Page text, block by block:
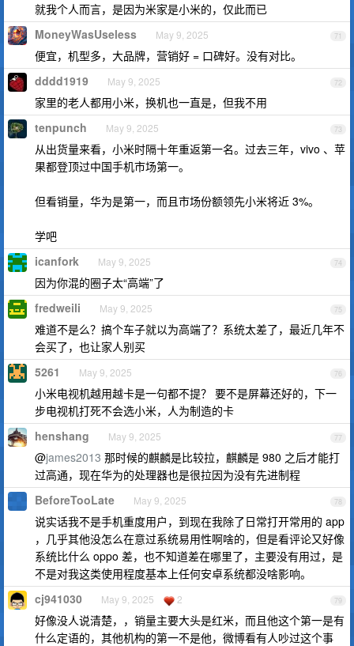
就我个人而言，是因为米家是小米的，仅此而已
71
MoneyWasUseless May 9, 2025
便宜，机型多，大品牌，营销好 = 口碑好。没有对比。
72
dddd1919 May 9, 2025
家里的老人都用小米，换机也一直是，但我不用
73
tenpunch May 9, 2025
从出货量来看，小米时隔十年重返第一名。过去三年，vivo 、苹
果都登顶过中国手机市场第一。
但看销量，华为是第一，而且市场份额领先小米将近 3%。
学吧
74
icanfork May 9, 2025
因为你混的圈子太“高端”了
75
fredweili May 9, 2025
难道不是么？搞个车子就以为高端了？系统太差了，最近几年不
会买了，也让家人别买
76
5261 May 9, 2025
小米电视机越用越卡是一句都不提？ 要不是屏幕还好的，下一
步电视机打死不会选小米，人为制造的卡
77
henshang May 9, 2025
@james2013 那时候的麒麟是比较拉，麒麟是 980 之后才能打
过高通，现在华为的处理器也是很拉因为没有先进制程
78
BeforeTooLate May 9, 2025
说实话我不是手机重度用户，到现在我除了日常打开常用的 app
，几乎其他没怎么在意过系统易用性啊啥的，但是看评论又好像
系统比什么 oppo 差，也不知道差在哪里了，主要没有用过，是
不是对我这类使用程度基本上任何安卓系统都没啥影响。
79
cj941030 May 9, 2025 2
好像没人说清楚，，销量主要大头是红米，而且他这个第一是有
什么定语的，其他机构的第一不是他，微博看有人吵过这个事